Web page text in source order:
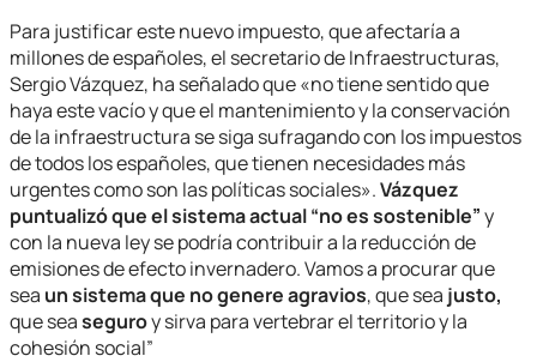
Para justificar este nuevo impuesto, que afectaría a
millones de españoles, el secretario de Infraestructuras,
Sergio Vázquez, ha señalado que «no tiene sentido que
haya este vacío y que el mantenimiento y la conservación
de la infraestructura se siga sufragando con los impuestos
de todos los españoles, que tienen necesidades más
urgentes como son las políticas sociales».Vázquez
puntualizó que el sistema actual “no es sostenible”y
con la nueva ley se podría contribuir a la reducción de
emisiones de efecto invernadero. Vamos a procurar que
sea un sistema que no genere agravios, que sea justo,
que seaseguroy sirva para vertebrar el territorio y la
cohesión social”